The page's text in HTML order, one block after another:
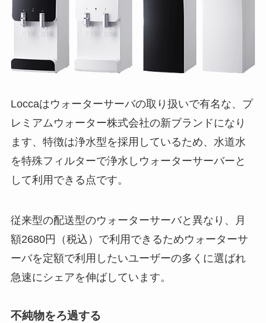
Loccaはウォーターサーバの取り扱いで有名な、プ
レミアムウォーター株式会社の新ブランドになり
ます、特徴は浄水型を採用しているため、水道水
を特殊フィルターで浄水しウォーターサーバーと
して利用できる点です。
従来型の配送型のウォーターサーバと異なり、月
額2680円（税込）で利用できるためウォーターサ
ーバを定額で利用したいユーザーの多くに選ばれ
急速にシェアを伸ばしています。
不純物をろ過する